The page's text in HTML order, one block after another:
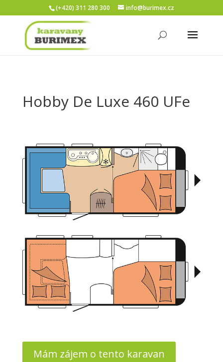
(+420) 311 280 300 info@burimex.cz
Hobby De Luxe 460 UFe
Mám zájem o tento karavan